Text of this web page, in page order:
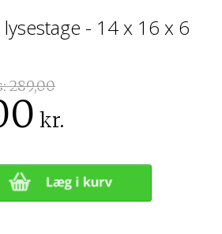
- 14 x 16 x 6
289,00
kr.